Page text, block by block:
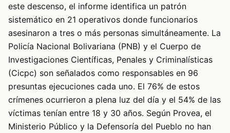
este descenso, el informe identifica un patrón
sistemático en 21 operativos donde funcionarios
asesinaron a tres o más personas simultáneamente. La
Policía Nacional Bolivariana (PNB) y el Cuerpo de
Investigaciones Científicas, Penales y Criminalísticas
(Cicpc) son señalados como responsables en 96
presuntas ejecuciones cada uno. El 76% de estos
crímenes ocurrieron a plena luz del día y el 54% de las
víctimas tenían entre 18 y 30 años. Según Provea, el
Ministerio Público y la Defensoría del Pueblo no han